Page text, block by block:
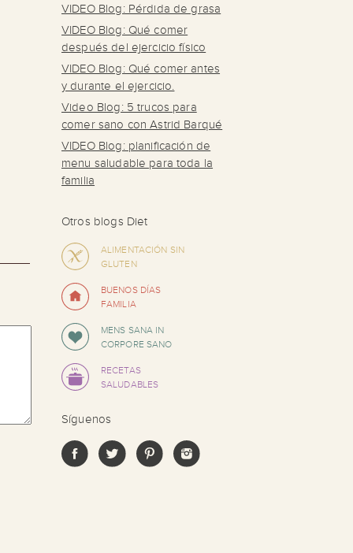
VIDEO Blog: Pérdida de grasa
VIDEO Blog: Qué comer
después del ejercicio físico
VIDEO Blog: Qué comer antes
y durante el ejercicio.
Video Blog: 5 trucos para
comer sano con Astrid Barqué
VIDEO Blog: planificación de
menu saludable para toda la
familia
Otros blogs Diet
ALIMENTACIÓN SIN
GLUTEN
BUENOS DÍAS
FAMILIA
MENS SANA IN
CORPORE SANO
RECETAS
SALUDABLES
Síguenos